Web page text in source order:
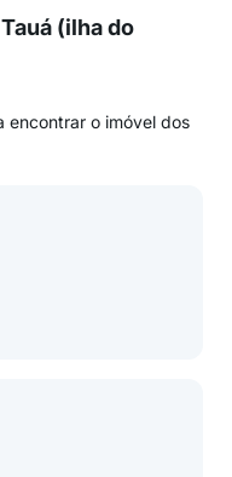
(ilha do
encontrar o imóvel dos